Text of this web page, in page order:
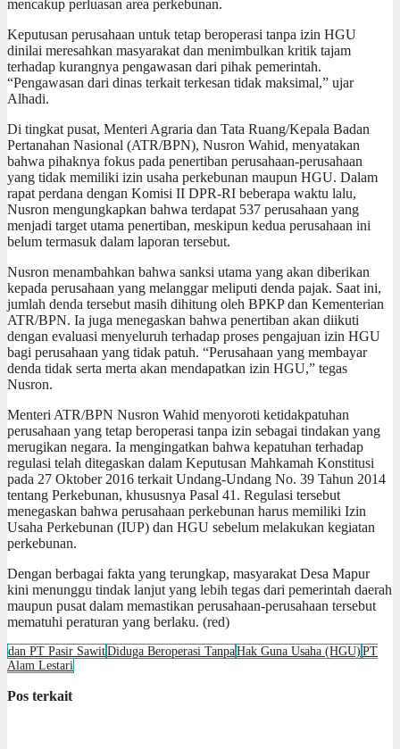
mencakup perluasan area perkebunan.
Keputusan perusahaan untuk tetap beroperasi tanpa izin HGU
dinilai meresahkan masyarakat dan menimbulkan kritik tajam
terhadap kurangnya pengawasan dari pihak pemerintah.
“Pengawasan dari dinas terkait terkesan tidak maksimal,” ujar
Alhadi.
Di tingkat pusat, Menteri Agraria dan Tata Ruang/Kepala Badan
Pertanahan Nasional (ATR/BPN), Nusron Wahid, menyatakan
bahwa pihaknya fokus pada penertiban perusahaan-perusahaan
yang tidak memiliki izin usaha perkebunan maupun HGU. Dalam
rapat perdana dengan Komisi II DPR-RI beberapa waktu lalu,
Nusron mengungkapkan bahwa terdapat 537 perusahaan yang
menjadi target utama penertiban, meskipun kedua perusahaan ini
belum termasuk dalam laporan tersebut.
Nusron menambahkan bahwa sanksi utama yang akan diberikan
kepada perusahaan yang melanggar meliputi denda pajak. Saat ini,
jumlah denda tersebut masih dihitung oleh BPKP dan Kementerian
ATR/BPN. Ia juga menegaskan bahwa penertiban akan diikuti
dengan evaluasi menyeluruh terhadap proses pengajuan izin HGU
bagi perusahaan yang tidak patuh. “Perusahaan yang membayar
denda tidak serta merta akan mendapatkan izin HGU,” tegas
Nusron.
Menteri ATR/BPN Nusron Wahid menyoroti ketidakpatuhan
perusahaan yang tetap beroperasi tanpa izin sebagai tindakan yang
merugikan negara. Ia mengingatkan bahwa kepatuhan terhadap
regulasi telah ditegaskan dalam Keputusan Mahkamah Konstitusi
pada 27 Oktober 2016 terkait Undang-Undang No. 39 Tahun 2014
tentang Perkebunan, khususnya Pasal 41. Regulasi tersebut
menegaskan bahwa perusahaan perkebunan harus memiliki Izin
Usaha Perkebunan (IUP) dan HGU sebelum melakukan kegiatan
perkebunan.
Dengan berbagai fakta yang terungkap, masyarakat Desa Mapur
kini menunggu tindak lanjut yang lebih tegas dari pemerintah daerah
maupun pusat dalam memastikan perusahaan-perusahaan tersebut
mematuhi peraturan yang berlaku. (red)
dan PT Pasir SawitDiduga Beroperasi TanpaHak Guna Usaha (HGU) PT
Alam Lestari
Pos terkait